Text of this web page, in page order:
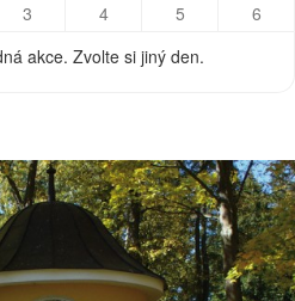
3 4 5
6
akce. Zvolte si jiný den.